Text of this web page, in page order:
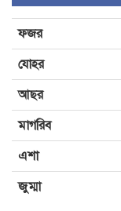
ফজর
যোহর
আছর
মাগরিব
এশা
জুম্মা